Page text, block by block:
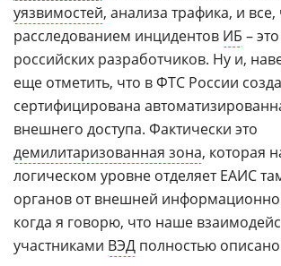
уязвимостей, анализа трафика, и все,
расследованием инцидентов ИБ –
российских разработчиков. Ну и,
еще отметить, что в ФТС России
сертифицирована
внешнего доступа. Фактически это
демилитаризованная зона, которая
логическом уровне отделяет ЕАИС
органов от внешней
когда я говорю, что наше
участниками ВЭД полностью